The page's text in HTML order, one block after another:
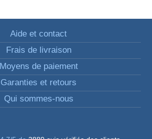
Aide et contact
Frais de livraison
Moyens de paiement
Garanties et retours
Qui sommes-nous